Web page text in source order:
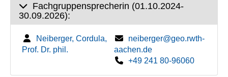
Fachgruppensprecherin (01.10.2024-
30.09.2026):
Neiberger, Cordula,
Prof. Dr. phil.
neiberger@geo.rwth-
aachen.de
+49 241 80-96060